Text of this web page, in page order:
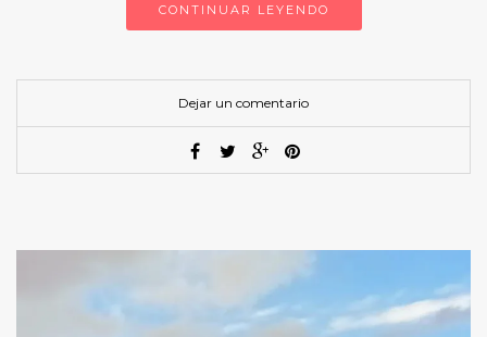
CONTINUAR LEYENDO
Dejar un comentario